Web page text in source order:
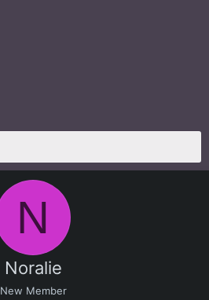
N
Noralie
New Member